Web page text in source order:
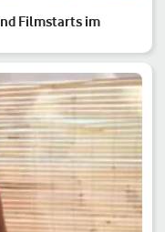
Filmstarts im